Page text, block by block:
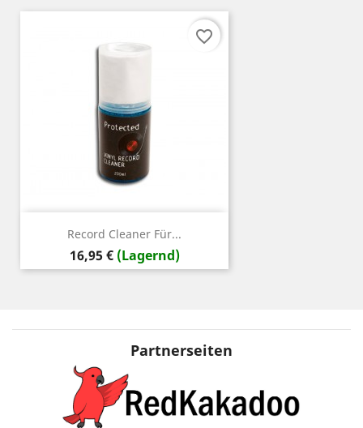
Record Cleaner Für...
Preis
16,95 € (Lagernd)
favorite_border
Partnerseiten